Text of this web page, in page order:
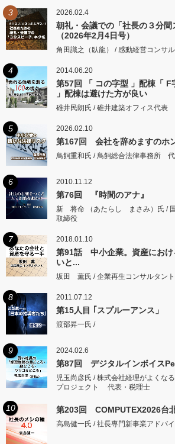
3 2026.02.4
朝礼・会議での「社長の３分間
（2026年2月4日号）
角田識之（臥龍） / 感動経営コンサ
4 2014.06.20
第57回 「 コの字型 」配棟「 F
」配棟は避けた方が良い
碓井民朗氏 / 碓井建築オフィス代表
5 2026.02.10
第167回 会社を辞めますのホ
鳥飼重和氏 / 鳥飼総合法律事務所
6 2010.11.12
第76回 『時間のアナ』
新 将命 （あたらし まさみ）氏 /
取締役
7 2018.01.10
第91話 中小企業。資産におけ
いと...
坂田 薫氏 / 企業再生コンサルタント
8 2011.07.12
第15人目 ｢スプルーアンス」
渡部昇一氏 /
9 2024.02.6
第87回 デジタルインボイス
児玉尚彦氏 / 株式会社経理がよくな
プロジェクト 代表・税理士
10 第203回 COMPUTEX2026台
高島健一氏 / 社長専門新事業アドバ